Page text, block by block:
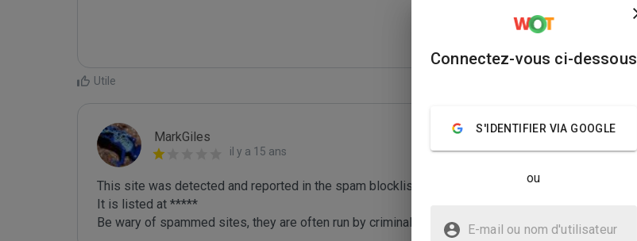
Utile
MarkGiles
il y a 15 ans
This site was detected and reported in the spam blocklist maintained by Joe Wein.
It is listed at *****
Be wary of spammed sites, they are often run by criminals who are out to defraud you.
Connectez-vous ci-dessous
S'IDENTIFIER VIA GOOGLE
ou
E-mail ou nom d'utilisateur